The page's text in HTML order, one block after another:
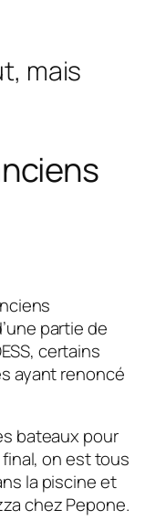
mais
partie de
certains
ayant renoncé
bateaux pour
final, on est tous
la piscine et
chez Pepone.